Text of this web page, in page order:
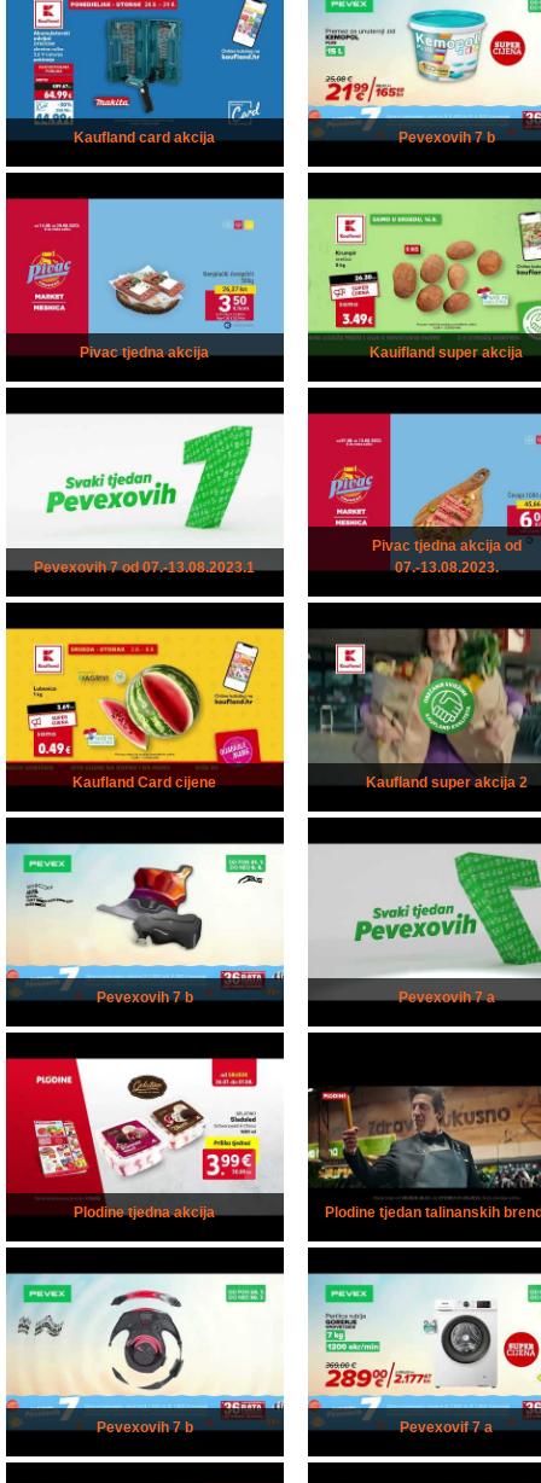
Kaufland card akcija Pevexovih 7 b
Pivac tjedna akcija Kauifland super akcija
Pevexovih 7 od 07.-13.08.2023.1
Pivac tjedna akcija od
07.-13.08.2023.
Kaufland Card cijene Kaufland super akcija 2
Pevexovih 7 b Pevexovih 7 a
Plodine tjedna akcija Plodine tjedan talinanskih
Pevexovih 7 b Pevexovif 7 a